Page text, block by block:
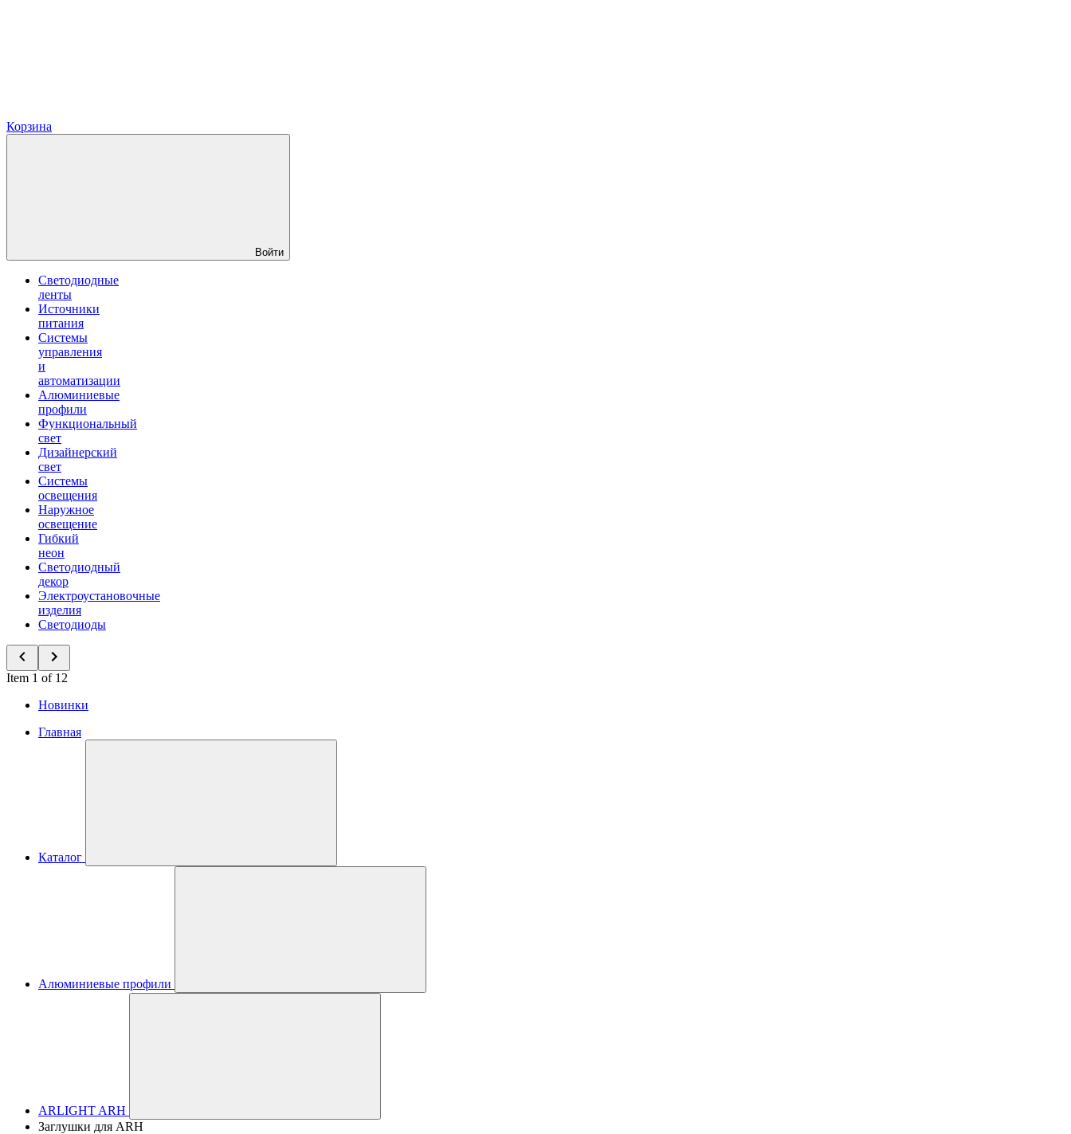
Корзина
Войти
Светодиодные
ленты
Источники
питания
Системы
управления
и
автоматизации
Алюминиевые
профили
Функциональный
свет
Дизайнерский
свет
Системы
освещения
Наружное
освещение
Гибкий
неон
Светодиодный
декор
Электроустановочные
изделия
Светодиоды
Item 1 of 12
Новинки
Главная
Каталог
Алюминиевые профили
ARLIGHT ARH
Заглушки для ARH